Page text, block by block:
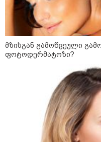
მზისგან გამოწვეული
ფოტოდერმატოზი?